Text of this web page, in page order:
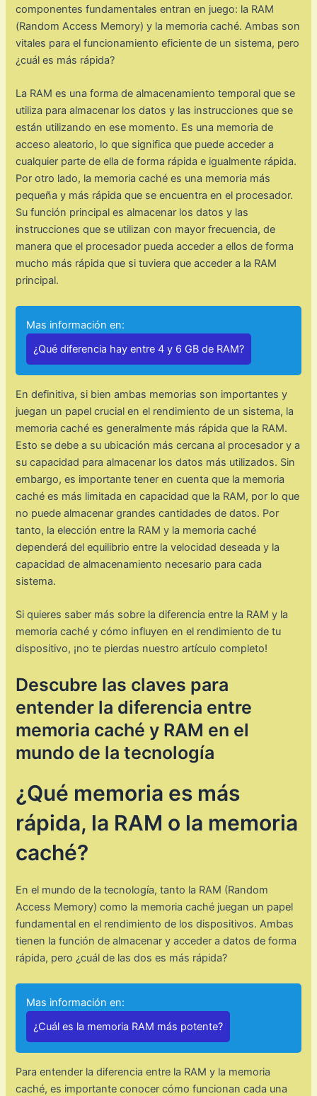
componentes fundamentales entran en juego: la RAM
(Random Access Memory) y la memoria caché. Ambas son
vitales para el funcionamiento eficiente de un sistema, pero
¿cuál es más rápida?
La RAM es una forma de almacenamiento temporal que se
utiliza para almacenar los datos y las instrucciones que se
están utilizando en ese momento. Es una memoria de
acceso aleatorio, lo que significa que puede acceder a
cualquier parte de ella de forma rápida e igualmente rápida.
Por otro lado, la memoria caché es una memoria más
pequeña y más rápida que se encuentra en el procesador.
Su función principal es almacenar los datos y las
instrucciones que se utilizan con mayor frecuencia, de
manera que el procesador pueda acceder a ellos de forma
mucho más rápida que si tuviera que acceder a la RAM
principal.
Mas información en:
¿Qué diferencia hay entre 4 y 6 GB de RAM?
En definitiva, si bien ambas memorias son importantes y
juegan un papel crucial en el rendimiento de un sistema, la
memoria caché es generalmente más rápida que la RAM.
Esto se debe a su ubicación más cercana al procesador y a
su capacidad para almacenar los datos más utilizados. Sin
embargo, es importante tener en cuenta que la memoria
caché es más limitada en capacidad que la RAM, por lo que
no puede almacenar grandes cantidades de datos. Por
tanto, la elección entre la RAM y la memoria caché
dependerá del equilibrio entre la velocidad deseada y la
capacidad de almacenamiento necesario para cada
sistema.
Si quieres saber más sobre la diferencia entre la RAM y la
memoria caché y cómo influyen en el rendimiento de tu
dispositivo, ¡no te pierdas nuestro artículo completo!
Descubre las claves para
entender la diferencia entre
memoria caché y RAM en el
mundo de la tecnología
¿Qué memoria es más
rápida, la RAM o la memoria
caché?
En el mundo de la tecnología, tanto la RAM (Random
Access Memory) como la memoria caché juegan un papel
fundamental en el rendimiento de los dispositivos. Ambas
tienen la función de almacenar y acceder a datos de forma
rápida, pero ¿cuál de las dos es más rápida?
Mas información en:
¿Cuál es la memoria RAM más potente?
Para entender la diferencia entre la RAM y la memoria
caché, es importante conocer cómo funcionan cada una